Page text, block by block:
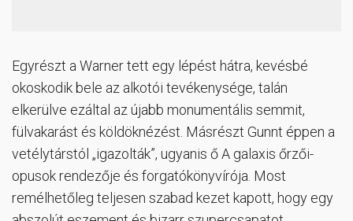
Egyrészt a Warner tett egy lépést hátra, kevésbé
okoskodik bele az alkotói tevékenysége, talán
elkerülve ezáltal az újabb monumentális semmit,
fülvakarást és köldöknézést. Másrészt Gunnt éppen a
vetélytárstól „igazolták”, ugyanis ő A galaxis őrzői-
opusok rendezője és forgatókönyvírója. Most
remélhetőleg teljesen szabad kezet kapott, hogy egy